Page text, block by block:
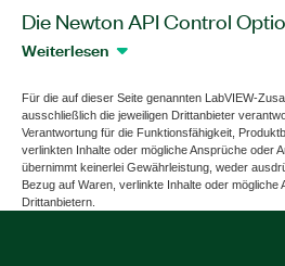
Die Newton API Control
ein Software-Zusatzpaket,
können Sie eine Verbindung
Newton-
Profilparameter
starten/stoppen,
überwachen und vieles mehr.
Weiterlesen
Für die auf dieser Seite genannten LabVIEW-
ausschließlich die jeweiligen Drittanbieter
Verantwortung für die Funktionsfähigkeit,
verlinkten Inhalte oder mögliche Ansprüche oder
übernimmt keinerlei Gewährleistung, weder
Bezug auf Waren, verlinkte Inhalte oder mögliche
Drittanbietern.